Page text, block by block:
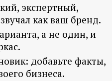
экспертный,
как ваш бренд.
а не один, и
добавьте факты,
бизнеса.